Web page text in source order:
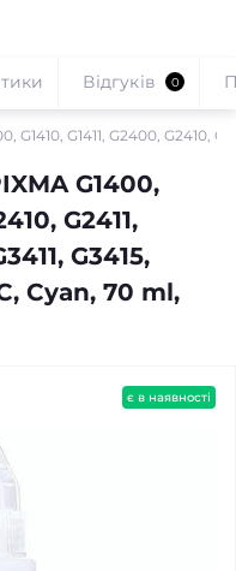
G1411, G2400, G2410,
G1400,
G2411,
G3415,
Cyan, 70 ml,
Відгуків 0
є в наявності